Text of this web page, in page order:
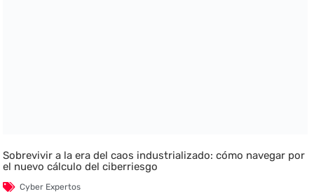
Sobrevivir a la era del caos industrializado: cómo navegar por
el nuevo cálculo del ciberriesgo
Cyber Expertos